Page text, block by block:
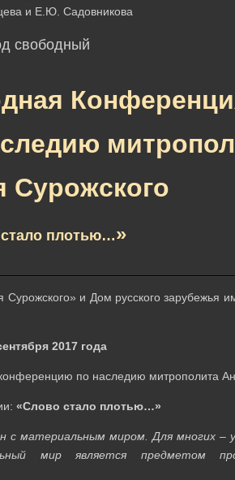
и Е.Ю. Садовникова
свободный
Сурожского
плотью…»
и Дом русского зарубежья
2017 года
по наследию митрополита
«Слово стало плотью…»
с материальным миром. Для многих –
мир является предметом